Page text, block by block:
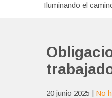
Iluminando el
20 junio 2025 | No